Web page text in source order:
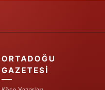
ORTADOĞU
GAZETESI